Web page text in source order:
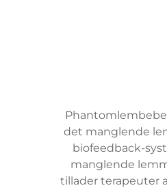
det manglende
biofeedback-
manglende
tillader terapeuter